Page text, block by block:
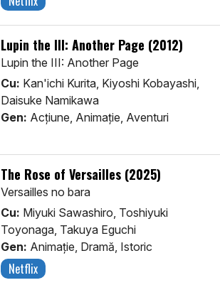
Lupin the III: Another Page (2012)
Lupin the III: Another Page
Cu: Kan'ichi Kurita, Kiyoshi Kobayashi,
Daisuke Namikawa
Gen: Acţiune, Animaţie, Aventuri
The Rose of Versailles (2025)
Versailles no bara
Cu: Miyuki Sawashiro, Toshiyuki
Toyonaga, Takuya Eguchi
Gen: Animaţie, Dramă, Istoric
Netflix